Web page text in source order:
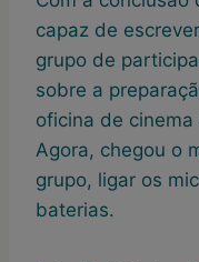
capaz de
grupo de
sobre a
oficina de
Agora, chegou o
grupo, ligar os
baterias.